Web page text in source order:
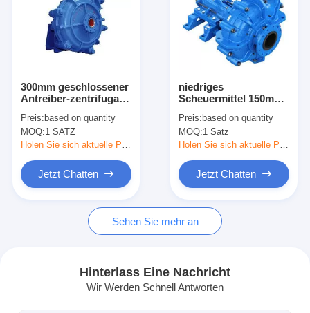
Videos
VR Show
Qualitätskontrolle
Kontakt
Jetzt Chatten
300mm geschlossener
Antreiber-zentrifugale
Pumpe/einzelnes
Stadiums-
Kreiselpumpe
Preis: based on quantity
MOQ:1 SATZ
Holen Sie sich aktuelle Preis
Jetzt Chatten
niedriges
Scheuermittel 150mm
Modell-Abrasive
Slurry Pumps für
Kohle
Preis: based on quantity
MOQ:1 Satz
Holen Sie sich aktuelle Preis
Jetzt Chatten
Sehen Sie mehr an
Hinterlass Eine Nachricht
Wir Werden Schnell Antworten